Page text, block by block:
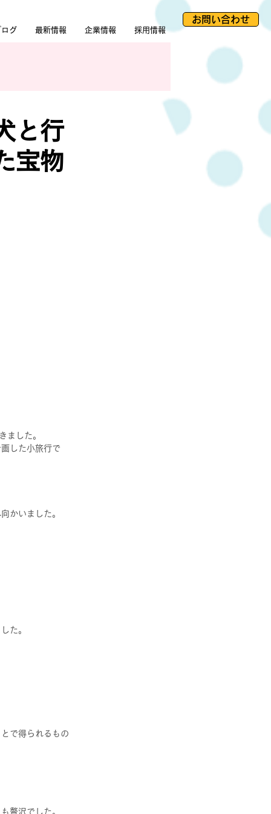
ログ 最新情報 企業情報 採用情報
お問い合わせ
と行
宝物
ました。
した小旅行で
かいました。
た。
で得られるもの
贅沢でした。